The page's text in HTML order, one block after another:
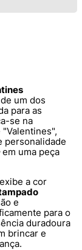
um dos
para as
se na
personalidade
em uma peça
a cor
e
para o
duradoura
brincar e